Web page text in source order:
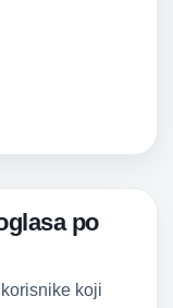
po
koji